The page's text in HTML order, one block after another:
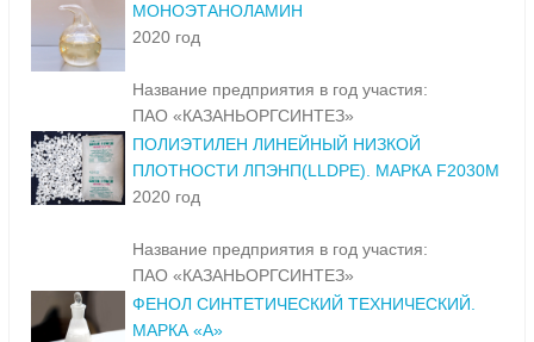
МОНОЭТАНОЛАМИН
2020 год
Название предприятия в год участия:
ПАО «КАЗАНЬОРГСИНТЕЗ»
ПОЛИЭТИЛЕН ЛИНЕЙНЫЙ НИЗКОЙ
ПЛОТНОСТИ ЛПЭНП(LLDPE). МАРКА F2030M
2020 год
Название предприятия в год участия:
ПАО «КАЗАНЬОРГСИНТЕЗ»
ФЕНОЛ СИНТЕТИЧЕСКИЙ ТЕХНИЧЕСКИЙ.
МАРКА «А»